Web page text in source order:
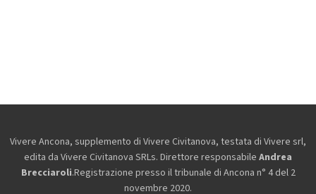
Vivere Ancona, supplemento di Vivere Civitanova, testata di Vivere srl,
edita da Vivere Civitanova SRLs. Direttore responsabile Andrea
Brecciaroli.Registrazione presso il tribunale di Ancona n° 4 del 2
novembre 2020.